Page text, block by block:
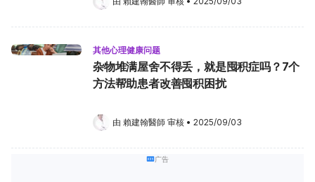
其他心理健康问题
杂物堆满屋舍不得丢，就是囤积症吗？7个
方法帮助患者改善囤积困扰
由 賴建翰醫師 审核 • 2025/09/03
广告